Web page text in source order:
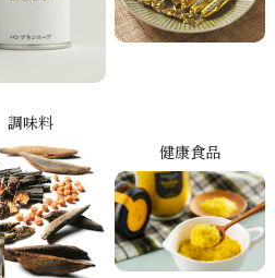
調味料
健康食品